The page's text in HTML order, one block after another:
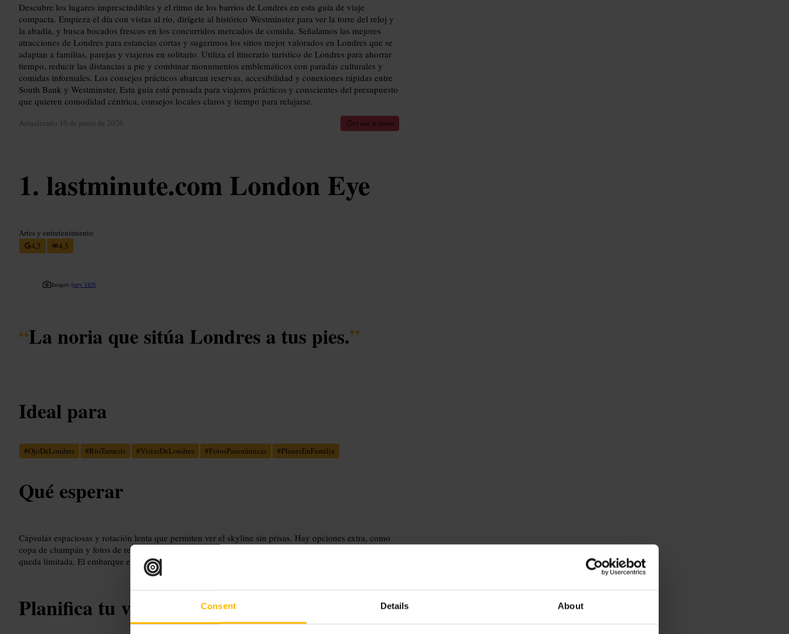
Consent Details About
Descubre los lugares imprescindibles y el ritmo de los barrios de Londres en esta guía de viaje
compacta. Empieza el día con vistas al río, dirígete al histórico Westminster para ver la torre del reloj y
la abadía, y busca bocados frescos en los concurridos mercados de comida. Señalamos las mejores
atracciones de Londres para estancias cortas y sugerimos los sitios mejor valorados en Londres que se
adaptan a familias, parejas y viajeros en solitario. Utiliza el itinerario turístico de Londres para ahorrar
tiempo, reducir las distancias a pie y combinar monumentos emblemáticos con paradas culturales y
comidas informales. Los consejos prácticos abarcan reservas, accesibilidad y conexiones rápidas entre
South Bank y Westminster. Esta guía está pensada para viajeros prácticos y conscientes del presupuesto
que quieren comodidad céntrica, consejos locales claros y tiempo para relajarse.
Actualizado 10 de junio de 2026 15 min de lectura
lastminute.com London Eye
Artes y entretenimiento
4,5
4,5
Imagen /joey YEN
“La noria que sitúa Londres a tus pies.”
Ideal para
#OjoDeLondres #RíoTamesis #VistasDeLondres #FotosPanorámicas #PlanesEnFamilia
Qué esperar
Cápsulas espaciosas y rotación lenta que permiten ver el skyline sin prisas. Hay opciones extra, como
copa de champán y fotos de recuerdo. En días claros la visibilidad es muy buena; con nubes la vista
queda limitada. El embarque es ordenado y la experiencia se siente segura y cómoda.
Planifica tu visita